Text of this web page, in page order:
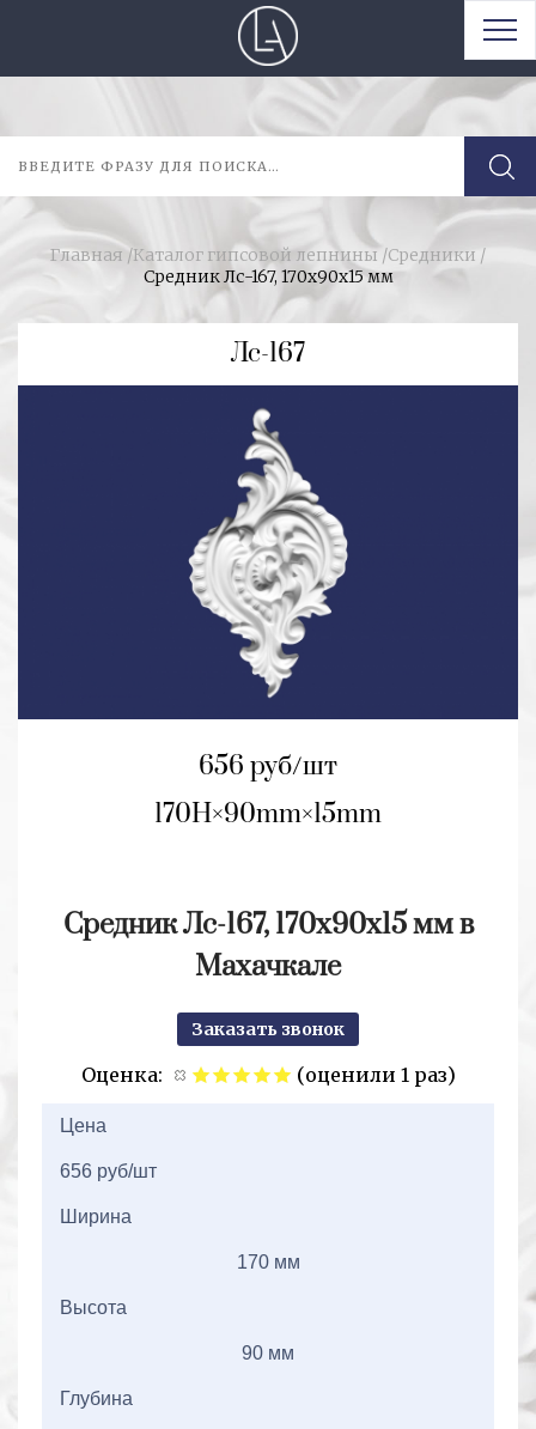
Главная /Каталог гипсовой лепнины /Средники /
Средник Лс-167, 170x90x15 мм
Лс-167
656 руб/шт
170H 90mm 15mm
Средник Лс-167, 170x90x15 мм в
Махачкале
Заказать звонок
Оценка:
(оценили 1 раз)
Цена
656 руб/шт
Ширина
170 мм
Высота
90 мм
Глубина